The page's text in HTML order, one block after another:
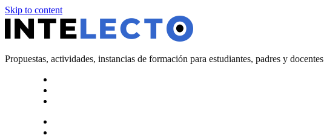
Skip to content
Propuestas, actividades, instancias de formación para estudiantes, padres y docentes